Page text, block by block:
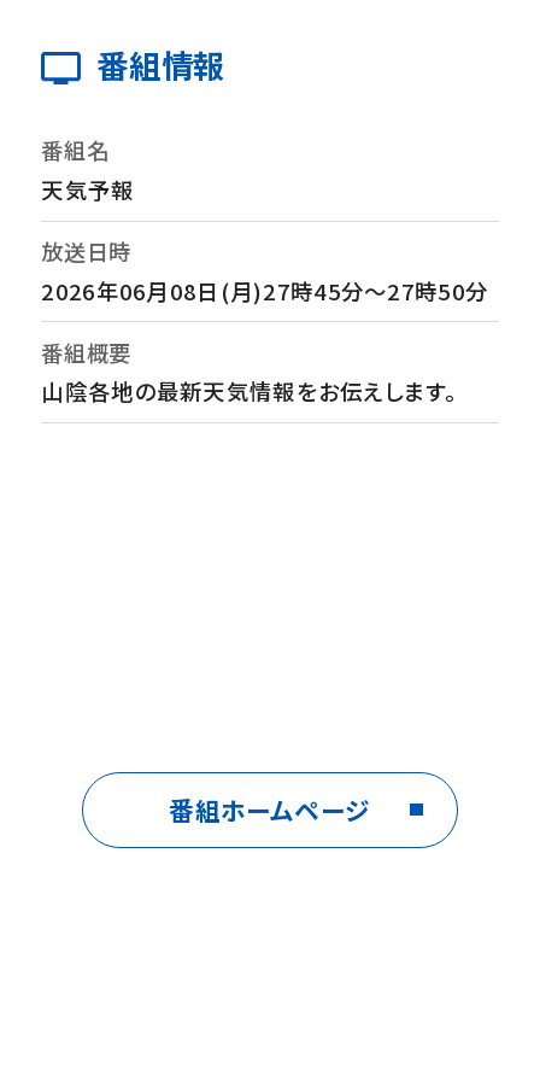
番組情報
番組名
天気予報
放送日時
2026年06月08日(月)27時45分～27時50分
番組概要
山陰各地の最新天気情報をお伝えします。
番組ホームページ